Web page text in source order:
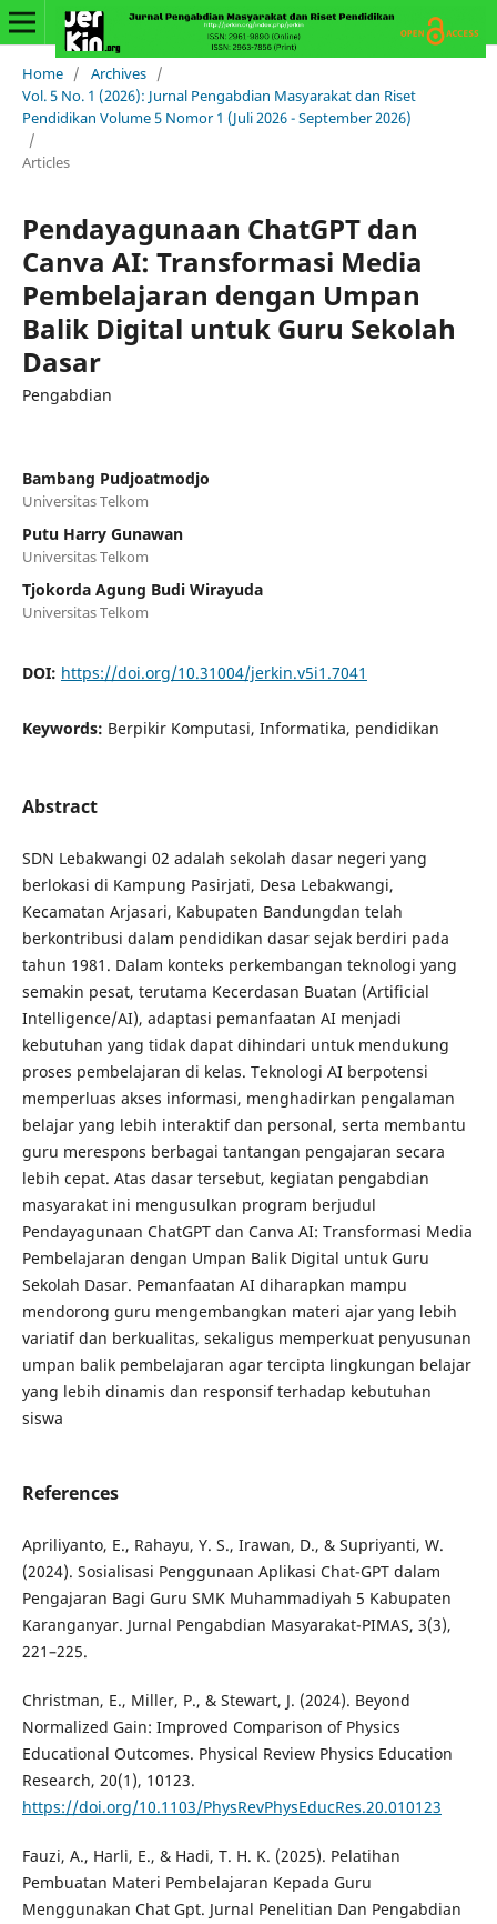
Home / Archives /
Vol. 5 No. 1 (2026): Jurnal Pengabdian Masyarakat dan Riset
Pendidikan Volume 5 Nomor 1 (Juli 2026 - September 2026)
/
Articles
Pendayagunaan ChatGPT dan
Canva AI: Transformasi Media
Pembelajaran dengan Umpan
Balik Digital untuk Guru Sekolah
Dasar
Pengabdian
Bambang Pudjoatmodjo
Universitas Telkom
Putu Harry Gunawan
Universitas Telkom
Tjokorda Agung Budi Wirayuda
Universitas Telkom
DOI: https://doi.org/10.31004/jerkin.v5i1.7041
Keywords: Berpikir Komputasi, Informatika, pendidikan
Abstract
SDN Lebakwangi 02 adalah sekolah dasar negeri yang
berlokasi di Kampung Pasirjati, Desa Lebakwangi,
Kecamatan Arjasari, Kabupaten Bandungdan telah
berkontribusi dalam pendidikan dasar sejak berdiri pada
tahun 1981. Dalam konteks perkembangan teknologi yang
semakin pesat, terutama Kecerdasan Buatan (Artificial
Intelligence/AI), adaptasi pemanfaatan AI menjadi
kebutuhan yang tidak dapat dihindari untuk mendukung
proses pembelajaran di kelas. Teknologi AI berpotensi
memperluas akses informasi, menghadirkan pengalaman
belajar yang lebih interaktif dan personal, serta membantu
guru merespons berbagai tantangan pengajaran secara
lebih cepat. Atas dasar tersebut, kegiatan pengabdian
masyarakat ini mengusulkan program berjudul
Pendayagunaan ChatGPT dan Canva AI: Transformasi Media
Pembelajaran dengan Umpan Balik Digital untuk Guru
Sekolah Dasar. Pemanfaatan AI diharapkan mampu
mendorong guru mengembangkan materi ajar yang lebih
variatif dan berkualitas, sekaligus memperkuat penyusunan
umpan balik pembelajaran agar tercipta lingkungan belajar
yang lebih dinamis dan responsif terhadap kebutuhan
siswa
References
Apriliyanto, E., Rahayu, Y. S., Irawan, D., & Supriyanti, W.
(2024). Sosialisasi Penggunaan Aplikasi Chat-GPT dalam
Pengajaran Bagi Guru SMK Muhammadiyah 5 Kabupaten
Karanganyar. Jurnal Pengabdian Masyarakat-PIMAS, 3(3),
221–225.
Christman, E., Miller, P., & Stewart, J. (2024). Beyond
Normalized Gain: Improved Comparison of Physics
Educational Outcomes. Physical Review Physics Education
Research, 20(1), 10123.
https://doi.org/10.1103/PhysRevPhysEducRes.20.010123
Fauzi, A., Harli, E., & Hadi, T. H. K. (2025). Pelatihan
Pembuatan Materi Pembelajaran Kepada Guru
Menggunakan Chat Gpt. Jurnal Penelitian Dan Pengabdian